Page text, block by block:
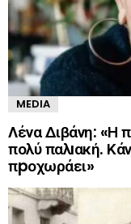
MEDIA
Λένα Διβάνη: «Η
πολύ παλıακή.
πpοχωράει»